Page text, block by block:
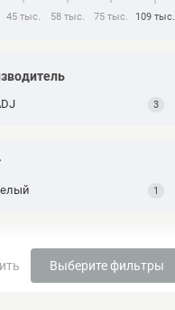
45 тыс. 58 тыс. 75 тыс. 109 тыс.
3
1
Выберите фильтры